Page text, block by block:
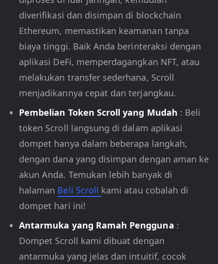
diverifikasi dan disimpan di blockchain
Ethereum, memastikan keamanan tanpa
biaya tinggi. Baik Anda berinteraksi dengan
aplikasi DeFi, memperdagangkan NFT, atau
melakukan transfer sederhana, Scroll
menjadikannya cepat dan terjangkau.
Pembelian Token Scroll yang Mudah : Beli
token Scroll langsung di dalam aplikasi
dompet hanya dalam beberapa langkah,
dengan dana yang disimpan dengan aman ke
akun Anda. Temukan lebih banyak di
halaman Beli Scroll kami atau cobalah di
dompet hari ini!
Antarmuka yang Ramah Pengguna :
Dompet Scroll kami dibuat dengan
antarmuka yang jelas dan intuitif, cocok